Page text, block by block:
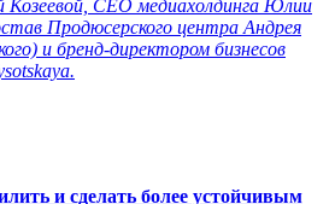
Козеевой, СЕО медиахолдинга Юлии
Продюсерского центра Андрея
и бренд-директором бизнесов
и сделать более устойчивым